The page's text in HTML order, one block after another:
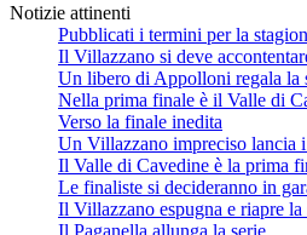
Notizie attinenti
Pubblicati i termini per la
Il Villazzano si deve
Un libero di Appolloni regala la
Nella prima finale è il Valle di
Verso la finale inedita
Un Villazzano impreciso lancia
Il Valle di Cavedine è la prima
Le finaliste si decideranno in
Il Villazzano espugna e riapre la
Il Paganella allunga la serie